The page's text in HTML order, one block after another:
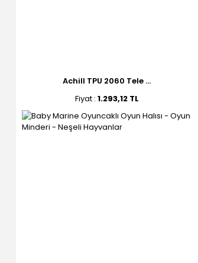
Achill TPU 2060 Tele ...
Fiyat : 1.293,12 TL